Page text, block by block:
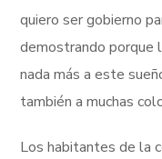
quiero ser gobierno
demostrando porque
nada más a este
también a muchas
Los habitantes de la